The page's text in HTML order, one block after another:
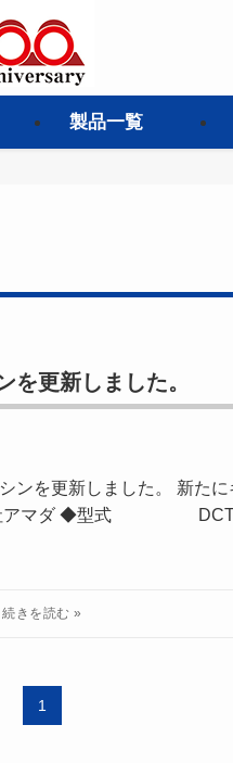
製品一覧
更新しました。
ンを更新しました。 新た
社アマダ ◆型式
1